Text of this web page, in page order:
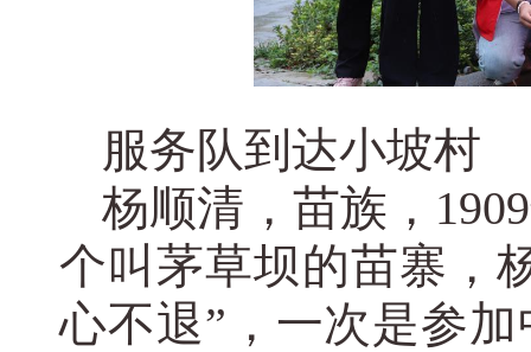
服务队到达小坡村
杨顺清，苗族，
个叫茅草坝的苗寨，
心不退”，一次是参